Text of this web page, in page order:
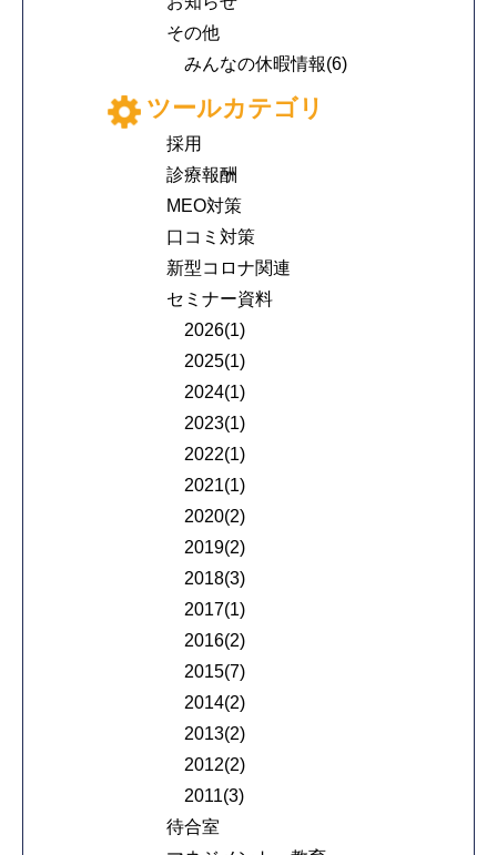
その他
みんなの休暇情報(6)
ツールカテゴリ
採用
診療報酬
MEO対策
口コミ対策
新型コロナ関連
セミナー資料
2026(1)
2025(1)
2024(1)
2023(1)
2022(1)
2021(1)
2020(2)
2019(2)
2018(3)
2017(1)
2016(2)
2015(7)
2014(2)
2013(2)
2012(2)
2011(3)
待合室